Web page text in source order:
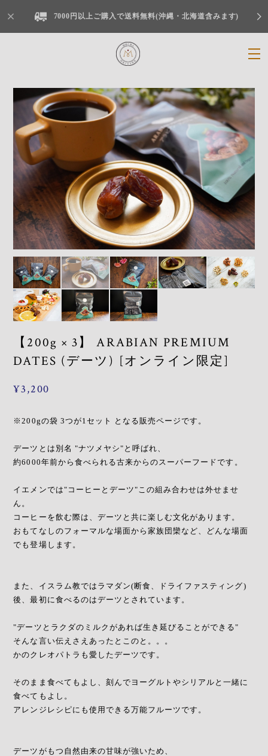
7000円以上ご購入で送料無料(沖縄・北海道含みます)
【200g × 3】 ARABIAN PREMIUM
DATES (デーツ) [オンライン限定]
¥3,200
※200gの袋 3つが1セット となる販売ページです。
デーツとは別名 "ナツメヤシ"と呼ばれ、
約6000年前から食べられる古来からのスーパーフードです。
イエメンでは"コーヒーとデーツ"この組み合わせは外せませ
ん。
コーヒーを飲む際は、デーツと共に楽しむ文化があります。
おもてなしのフォーマルな場面から家族団欒など、どんな場面
でも登場します。
また、イスラム教ではラマダン(断食、ドライファスティング)
後、最初に食べるのはデーツとされています。
"デーツとラクダのミルクがあれば生き延びることができる"
そんな言い伝えさえあったとこのと。。。
かのクレオパトラも愛したデーツです。
そのまま食べてもよし、刻んでヨーグルトやシリアルと一緒に
食べてもよし。
アレンジレシピにも使用できる万能フルーツです。
デーツがもつ自然由来の甘味が強いため、